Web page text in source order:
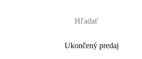
Ukončený predaj